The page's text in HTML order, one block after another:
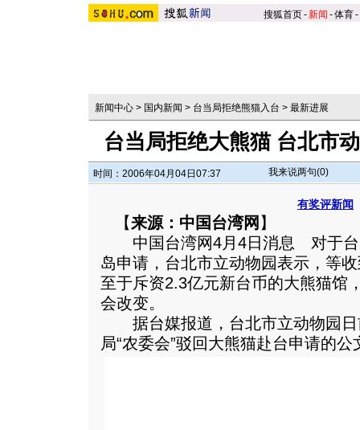
搜狐首页-新闻 -体育-
新闻中心 > 国内新闻 > 台当局拒绝熊猫入台 > 最新进展
台当局拒绝大熊猫 台北市
时间：2006年04月04日07:37 我来说两句(0)
有奖评新闻
【来源：中国台湾网 】
中国台湾网4月4日消息 对于台
岛申请，台北市立动物园表示，等
至于斥资2.3亿元新台币的大熊猫馆
会改变。
据台媒报道，台北市立动物园日
局“农委会”驳回大熊猫赴台申请的